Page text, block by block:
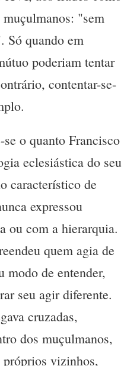
"sem
Só quando em
poderiam tentar
contentar-se-
se o quanto Francisco
eclesiástica do seu
característico de
expressou
ou com a hierarquia.
quem agia de
modo de entender,
seu agir diferente.
cruzadas,
dos muçulmanos,
próprios vizinhos,